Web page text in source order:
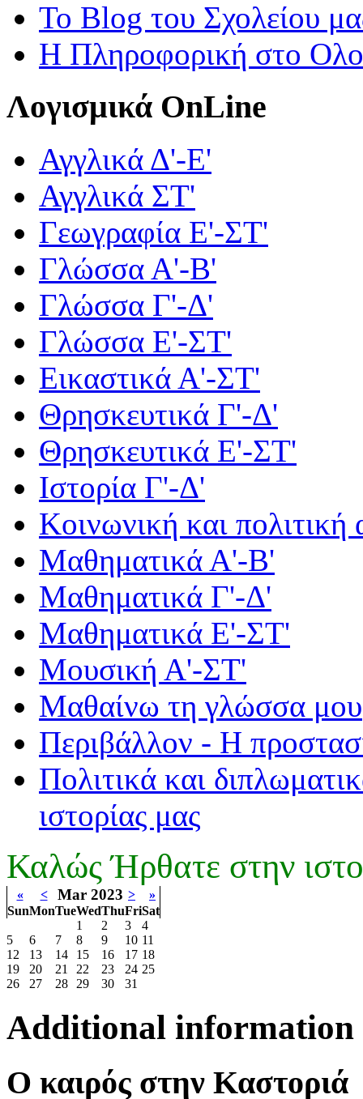
Το Blog του Σχολείου
Η Πληροφορική στο
Λογισμικά OnLine
Αγγλικά Δ'-Ε'
Αγγλικά ΣΤ'
Γεωγραφία Ε'-ΣΤ'
Γλώσσα Α'-Β'
Γλώσσα Γ'-Δ'
Γλώσσα Ε'-ΣΤ'
Εικαστικά Α'-ΣΤ'
Θρησκευτικά Γ'-Δ'
Θρησκευτικά Ε'-ΣΤ'
Ιστορία Γ'-Δ'
Κοινωνική και πολιτική
Μαθηματικά Α'-Β'
Μαθηματικά Γ'-Δ'
Μαθηματικά Ε'-ΣΤ'
Μουσική Α'-ΣΤ'
Μαθαίνω τη γλώσσα μου
Περιβάλλον - Η
Πολιτικά και
ιστορίας μας
Καλώς Ήρθατε στην
« < Mar 2023 >
»
SunMonTueWedThuFriSat
1
2 3
4
5
6 7 8 9 10 11
12
13 14 15 16 17 18
19
20 21 22 23 24 25
26
27 28 29 30 31
Additional information
Ο καιρός στην Καστοριά